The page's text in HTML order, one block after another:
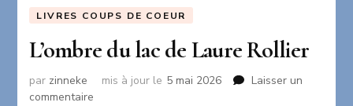
LIVRES COUPS DE COEUR
L’ombre du lac de Laure Rollier
par zinneke mis à jour le 5 mai 2026
Laisser un
commentaire